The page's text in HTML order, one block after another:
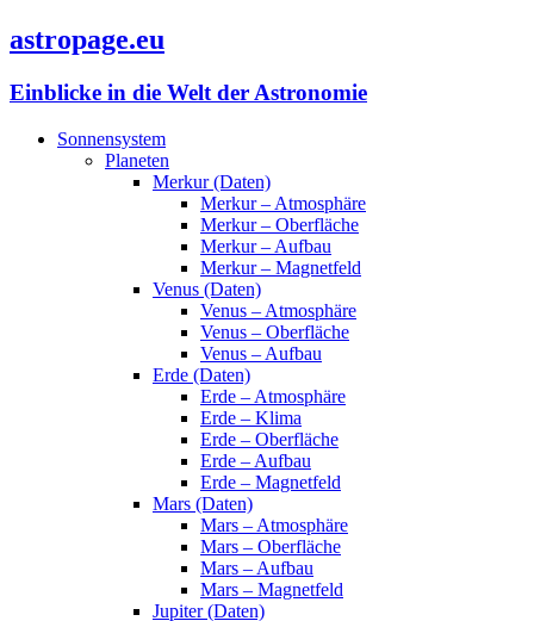
astropage.eu
Einblicke in die Welt der Astronomie
Sonnensystem
Planeten
Merkur (Daten)
Merkur – Atmosphäre
Merkur – Oberfläche
Merkur – Aufbau
Merkur – Magnetfeld
Venus (Daten)
Venus – Atmosphäre
Venus – Oberfläche
Venus – Aufbau
Erde (Daten)
Erde – Atmosphäre
Erde – Klima
Erde – Oberfläche
Erde – Aufbau
Erde – Magnetfeld
Mars (Daten)
Mars – Atmosphäre
Mars – Oberfläche
Mars – Aufbau
Mars – Magnetfeld
Jupiter (Daten)